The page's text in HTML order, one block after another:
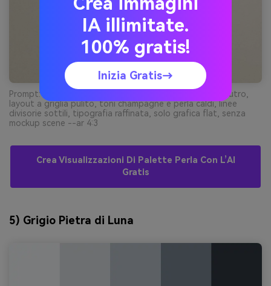
Prompt: design menù ristorante elegante su sfondo neutro,
layout a griglia pulito, toni champagne e perla caldi, linee
divisorie sottili, tipografia raffinata, solo grafica flat, senza
mockup scene --ar 4:3
Crea Visualizzazioni Di Palette Perla Con L’AI
Gratis
5) Grigio Pietra di Luna
IA illimitate.
100% gratis!
Inizia Gratis→